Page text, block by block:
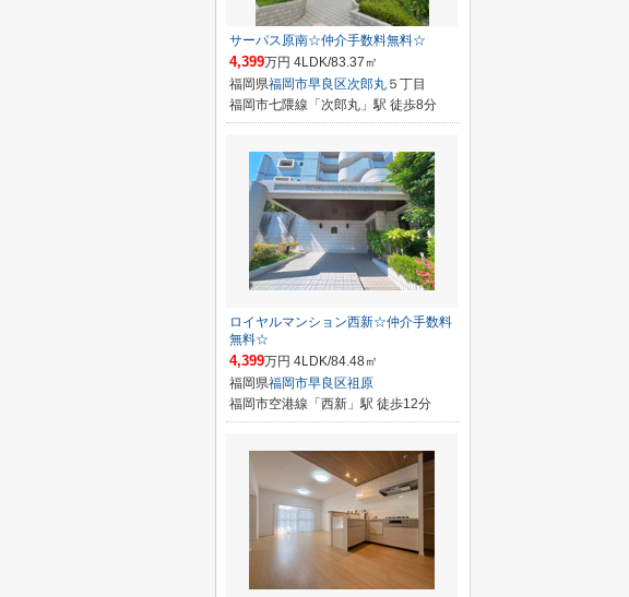
サーパス原南☆仲介手数料無料☆
4,399万円 4LDK/83.37㎡
福岡県福岡市早良区次郎丸 ５丁目
福岡市七隈線「次郎丸」駅 徒歩8分
ロイヤルマンション西新☆仲介手数料
無料☆
4,399万円 4LDK/84.48㎡
福岡県福岡市早良区祖原
福岡市空港線「西新」駅 徒歩12分